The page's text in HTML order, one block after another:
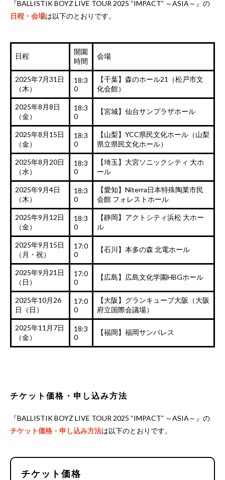
『BALLISTIK BOYZ LIVE TOUR 2025 “IMPACT” ～ASIA～』の
日程・会場は以下のとおりです。
日程
開園
時間
会場
2025年7月31日
（木）
18:3
0
【千葉】森のホール21（松戸市文
化会館）
2025年8月8日
（金）
18:3
0
【宮城】仙台サンプラザホール
2025年8月15日
（金）
18:3
0
【山梨】YCC県民文化ホール（山梨
県立県民文化ホール）
2025年8月20日
（水）
18:3
0
【埼玉】大宮ソニックシティ 大ホ
ール
2025年9月4日
（木）
18:3
0
【愛知】Niterra日本特殊陶業市民
会館 フォレストホール
2025年9月12日
（金）
18:3
0
【静岡】アクトシティ浜松 大ホー
ル
2025年9月15日
（月・祝）
17:0
0
【石川】本多の森 北電ホール
2025年9月21日
（日）
17:0
0
【広島】広島文化学園HBGホール
2025年10月26
日（日）
17:0
0
【大阪】グランキューブ大阪（大阪
府立国際会議場）
2025年11月7日
（金）
18:3
0
【福岡】福岡サンパレス
チケット価格・申し込み方法
『BALLISTIK BOYZ LIVE TOUR 2025 “IMPACT” ～ASIA～』の
チケット価格・申し込み方法は以下のとおりです。
チケット価格